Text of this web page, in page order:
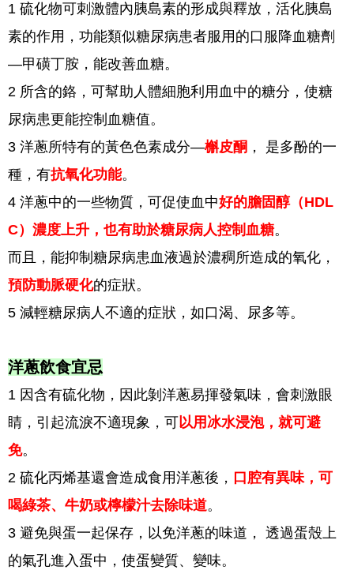
1 硫化物可刺激體內胰島素的形成與釋放，活化胰島
素的作用，功能類似糖尿病患者服用的口服降血糖劑
—甲磺丁胺，能改善血糖。
2 所含的鉻，可幫助人體細胞利用血中的糖分，使糖
尿病患更能控制血糖值。
3 洋蔥所特有的黃色色素成分—槲皮酮 ， 是多酚的一
種，有抗氧化功能。
4 洋蔥中的一些物質，可促使血中好的膽固醇（HDL
C）濃度上升，也有助於糖尿病人控制血糖。
而且，能抑制糖尿病患血液過於濃稠所造成的氧化，
預防動脈硬化的症狀。
5 減輕糖尿病人不適的症狀，如口渴、尿多等。
洋蔥飲食宜忌
1 因含有硫化物，因此剝洋蔥易揮發氣味，會刺激眼
睛，引起流淚不適現象，可以用冰水浸泡，就可避
免。
2 硫化丙烯基還會造成食用洋蔥後， 口腔有異味，可
喝綠茶、牛奶或檸檬汁去除味道。
3 避免與蛋一起保存，以免洋蔥的味道， 透過蛋殼上
的氣孔進入蛋中，使蛋變質、變味。